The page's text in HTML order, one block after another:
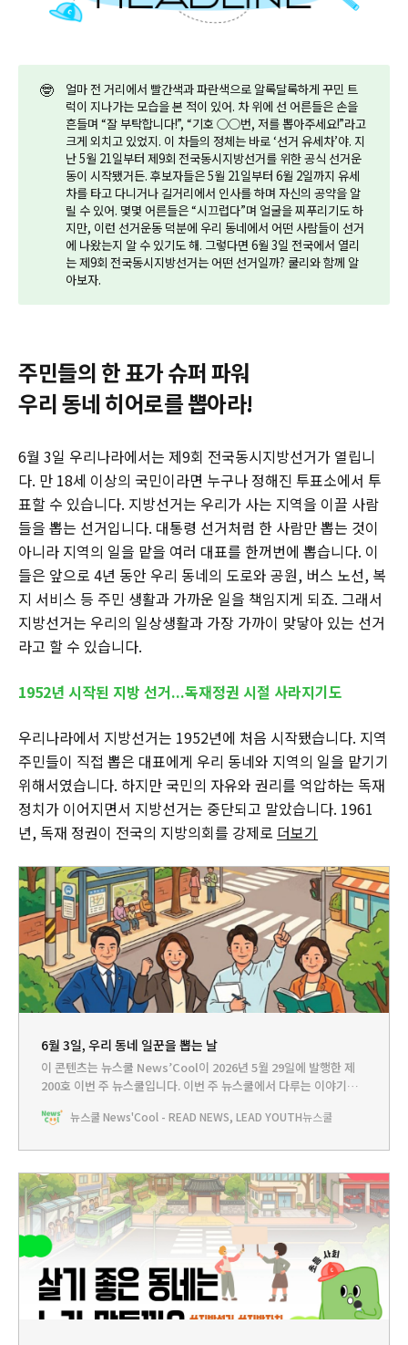
🤓
얼마 전 거리에서 빨간색과 파란색으로 알록달록하게 꾸민 트
럭이 지나가는 모습을 본 적이 있어. 차 위에 선 어른들은 손을
흔들며 “잘 부탁합니다!”, “기호 ○○번, 저를 뽑아주세요!”라고
크게 외치고 있었지. 이 차들의 정체는 바로 ‘선거 유세차’야. 지
난 5월 21일부터 제9회 전국동시지방선거를 위한 공식 선거운
동이 시작됐거든. 후보자들은 5월 21일부터 6월 2일까지 유세
차를 타고 다니거나 길거리에서 인사를 하며 자신의 공약을 알
릴 수 있어. 몇몇 어른들은 “시끄럽다”며 얼굴을 찌푸리기도 하
지만, 이런 선거운동 덕분에 우리 동네에서 어떤 사람들이 선거
에 나왔는지 알 수 있기도 해. 그렇다면 6월 3일 전국에서 열리
는 제9회 전국동시지방선거는 어떤 선거일까? 쿨리와 함께 알
아보자.
주민들의 한 표가 슈퍼 파워
우리 동네 히어로를 뽑아라!
6월 3일 우리나라에서는 제9회 전국동시지방선거가 열립니
다. 만 18세 이상의 국민이라면 누구나 정해진 투표소에서 투
표할 수 있습니다. 지방선거는 우리가 사는 지역을 이끌 사람
들을 뽑는 선거입니다. 대통령 선거처럼 한 사람만 뽑는 것이
아니라 지역의 일을 맡을 여러 대표를 한꺼번에 뽑습니다. 이
들은 앞으로 4년 동안 우리 동네의 도로와 공원, 버스 노선, 복
지 서비스 등 주민 생활과 가까운 일을 책임지게 되죠. 그래서
지방선거는 우리의 일상생활과 가장 가까이 맞닿아 있는 선거
라고 할 수 있습니다.
1952년 시작된 지방 선거...독재정권 시절 사라지기도
우리나라에서 지방선거는 1952년에 처음 시작됐습니다. 지역
주민들이 직접 뽑은 대표에게 우리 동네와 지역의 일을 맡기기
위해서였습니다. 하지만 국민의 자유와 권리를 억압하는 독재
정치가 이어지면서 지방선거는 중단되고 말았습니다. 1961
년, 독재 정권이 전국의 지방의회를 강제로 더보기
6월 3일, 우리 동네 일꾼을 뽑는 날
이 콘텐츠는 뉴스쿨 News’Cool이 2026년 5월 29일에 발행한 제
200호 이번 주 뉴스쿨입니다.‌ 이번 주 뉴스쿨에서 다루는 이야기는...
라!뉴스쿨TV - 살기 좋은 동네는 누가 만드는 걸까?PLAY - 내 마음
뉴스쿨 News'Cool - READ NEWS, LEAD YOUTH뉴스쿨